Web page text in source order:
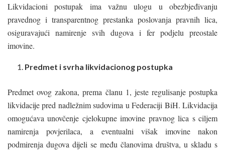
Likvidacioni postupak ima važnu ulogu u obezbjeđivanju
pravednog i transparentnog prestanka poslovanja pravnih lica,
osiguravajući namirenje svih dugova i fer podjelu preostale
imovine.
Predmet i svrha likvidacionog postupka
Predmet ovog zakona, prema članu 1, jeste regulisanje postupka
likvidacije pred nadležnim sudovima u Federaciji BiH. Likvidacija
omogućava unovčenje cjelokupne imovine pravnog lica s ciljem
namirenja povjerilaca, a eventualni višak imovine nakon
podmirenja dugova dijeli se među članovima društva, u skladu s